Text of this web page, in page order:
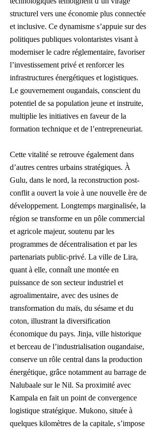
structurel vers une économie plus connectée
et inclusive. Ce dynamisme s’appuie sur des
politiques publiques volontaristes visant à
moderniser le cadre réglementaire, favoriser
l’investissement privé et renforcer les
infrastructures énergétiques et logistiques.
Le gouvernement ougandais, conscient du
potentiel de sa population jeune et instruite,
multiplie les initiatives en faveur de la
formation technique et de l’entrepreneuriat.
Cette vitalité se retrouve également dans
d’autres centres urbains stratégiques. À
Gulu, dans le nord, la reconstruction post-
conflit a ouvert la voie à une nouvelle ère de
développement. Longtemps marginalisée, la
région se transforme en un pôle commercial
et agricole majeur, soutenu par les
programmes de décentralisation et par les
partenariats public-privé. La ville de Lira,
quant à elle, connaît une montée en
puissance de son secteur industriel et
agroalimentaire, avec des usines de
transformation du maïs, du sésame et du
coton, illustrant la diversification
économique du pays. Jinja, ville historique
et berceau de l’industrialisation ougandaise,
conserve un rôle central dans la production
énergétique, grâce notamment au barrage de
Nalubaale sur le Nil. Sa proximité avec
Kampala en fait un point de convergence
logistique stratégique. Mukono, située à
quelques kilomètres de la capitale, s’impose